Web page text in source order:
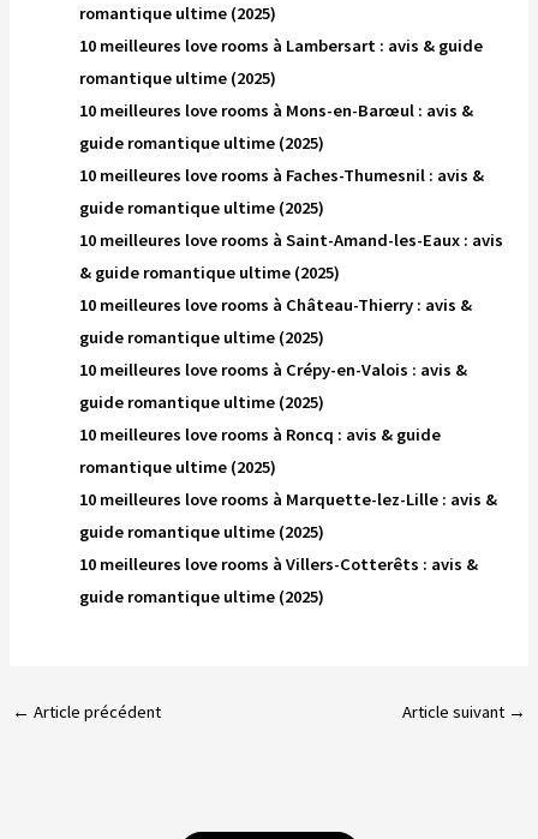
romantique ultime (2025)
10 meilleures love rooms à Lambersart : avis & guide
romantique ultime (2025)
10 meilleures love rooms à Mons-en-Barœul : avis &
guide romantique ultime (2025)
10 meilleures love rooms à Faches-Thumesnil : avis &
guide romantique ultime (2025)
10 meilleures love rooms à Saint-Amand-les-Eaux : avis
& guide romantique ultime (2025)
10 meilleures love rooms à Château-Thierry : avis &
guide romantique ultime (2025)
10 meilleures love rooms à Crépy-en-Valois : avis &
guide romantique ultime (2025)
10 meilleures love rooms à Roncq : avis & guide
romantique ultime (2025)
10 meilleures love rooms à Marquette-lez-Lille : avis &
guide romantique ultime (2025)
10 meilleures love rooms à Villers-Cotterêts : avis &
guide romantique ultime (2025)
← Article précédent Article suivant →